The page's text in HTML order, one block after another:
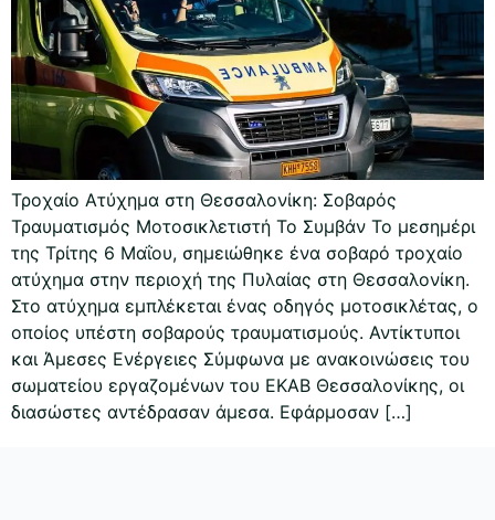
Τροχαίο Ατύχημα στη Θεσσαλονίκη: Σοβαρός
Τραυματισμός Μοτοσικλετιστή Το Συμβάν Το μεσημέρι
της Τρίτης 6 Μαΐου, σημειώθηκε ένα σοβαρό τροχαίο
ατύχημα στην περιοχή της Πυλαίας στη Θεσσαλονίκη.
Στο ατύχημα εμπλέκεται ένας οδηγός μοτοσικλέτας, ο
οποίος υπέστη σοβαρούς τραυματισμούς. Αντίκτυποι
και Άμεσες Ενέργειες Σύμφωνα με ανακοινώσεις του
σωματείου εργαζομένων του ΕΚΑΒ Θεσσαλονίκης, οι
διασώστες αντέδρασαν άμεσα. Εφάρμοσαν […]